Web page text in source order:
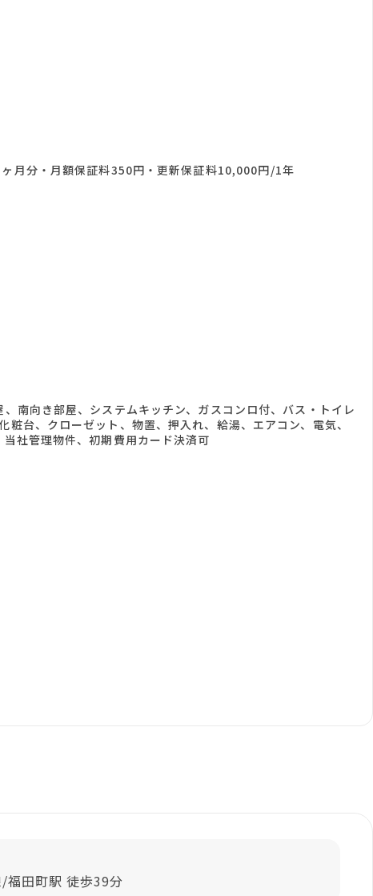
月分・月額保証料350円・更新保証料10,000円/1年
南向き部屋、システムキッチン、ガスコンロ付、バス・トイレ
台、クローゼット、物置、押入れ、給湯、エアコン、電気、
社管理物件、初期費用カード決済可
福田町駅 徒歩39分